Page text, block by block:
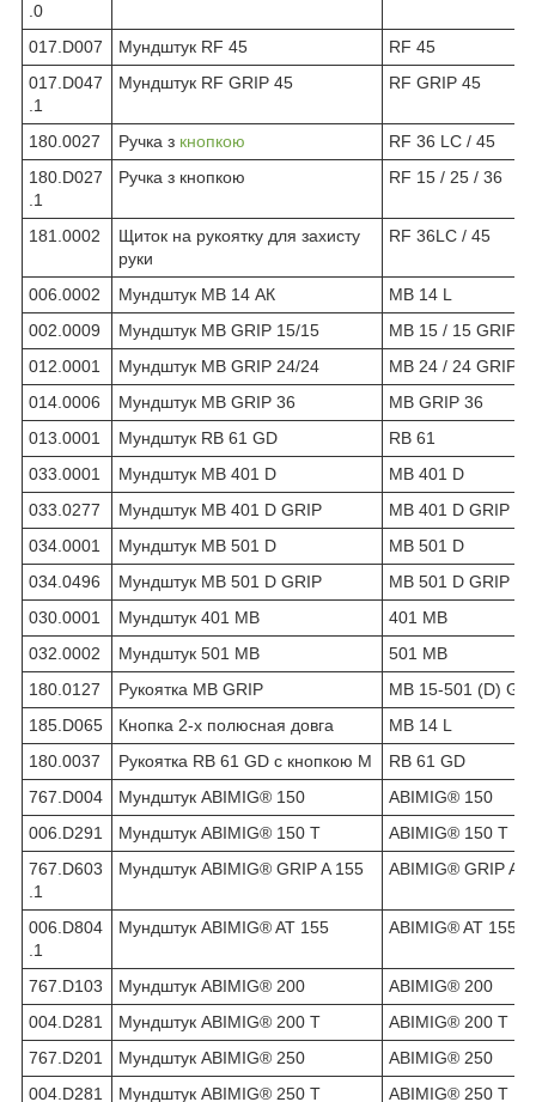
.0
017.D007 Мундштук RF 45
RF 45
017.D047
.1
Мундштук RF GRIP 45 RF GRIP 45
180.0027 Ручка з кнопкою
RF 36 LC / 45
180.D027
.1
Ручка з кнопкою RF 15 / 25 / 36
181.0002
Щиток на рукоятку для захисту
руки
RF 36LC / 45
006.0002 Мундштук МВ 14 АК
МВ 14 L
002.0009
Мундштук МВ GRIP 15/15
МВ 15 / 15 GRIP
012.0001
Мундштук МВ GRIP 24/24
МВ 24 / 24 GRIP
014.0006
Мундштук МВ GRIP 36
MB GRIP 36
013.0001
Мундштук RB 61 GD
RB 61
033.0001
Мундштук MB 401 D
MB 401 D
033.0277
Мундштук MB 401 D GRIP
MB 401 D GRIP
034.0001
Мундштук MB 501 D
MB 501 D
034.0496
Мундштук MB 501 D GRIP
MB 501 D GRIP
030.0001
Мундштук 401 MB
401 MB
032.0002
Мундштук 501 MB
501 MB
180.0127
Рукоятка MB GRIP
MB 15-501 (D)
185.D065
Кнопка 2-х полюсная довга
MB 14 L
180.0037
Рукоятка RB 61 GD c кнопкою М
RB 61 GD
767.D004
Мундштук ABIMIG® 150
ABIMIG® 150
006.D291
Мундштук ABIMIG® 150 Т
ABIMIG® 150 Т
767.D603
.1
Мундштук ABIMIG® GRIP A 155 ABIMIG® GRIP A
006.D804
.1
Мундштук ABIMIG® AT 155 ABIMIG® AT 155
767.D103 Мундштук ABIMIG® 200
ABIMIG® 200
004.D281
Мундштук ABIMIG® 200 Т
ABIMIG® 200 Т
767.D201
Мундштук ABIMIG® 250
ABIMIG® 250
004.D281
Мундштук ABIMIG® 250 T ABIMIG® 250 T